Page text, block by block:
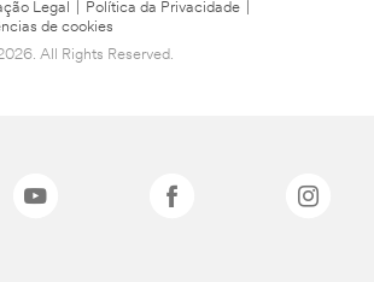
Legal Política da Privacidade
de cookies
All Rights Reserved.